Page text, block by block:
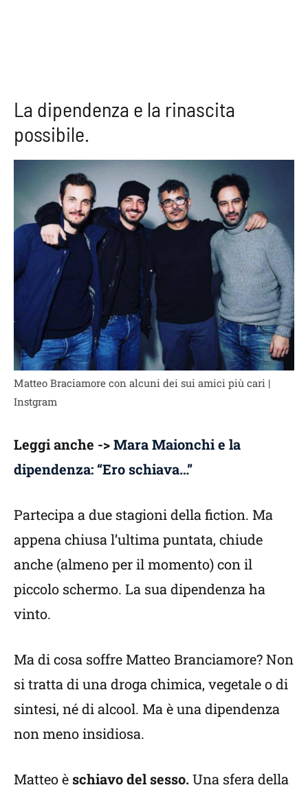
La dipendenza e la rinascita
possibile.
Matteo Braciamore con alcuni dei sui amici più cari |
Instgram
Leggi anche ->Mara Maionchi e la
dipendenza: “Ero schiava…”
Partecipa a due stagioni della fiction. Ma
appena chiusa l’ultima puntata, chiude
anche (almeno per il momento) con il
piccolo schermo. La sua dipendenza ha
vinto.
Ma di cosa soffre Matteo Branciamore? Non
si tratta di una droga chimica, vegetale o di
sintesi, né di alcool. Ma è una dipendenza
non meno insidiosa.
Matteo è schiavo del sesso.Una sfera della